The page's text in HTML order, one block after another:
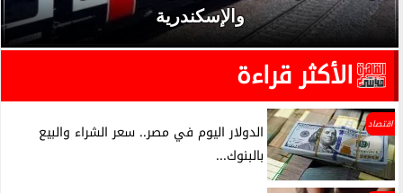
والإسكندرية
الأكثر قراءة
اقتصاد
الدولار اليوم في مصر.. سعر الشراء والبيع
بالبنوك...